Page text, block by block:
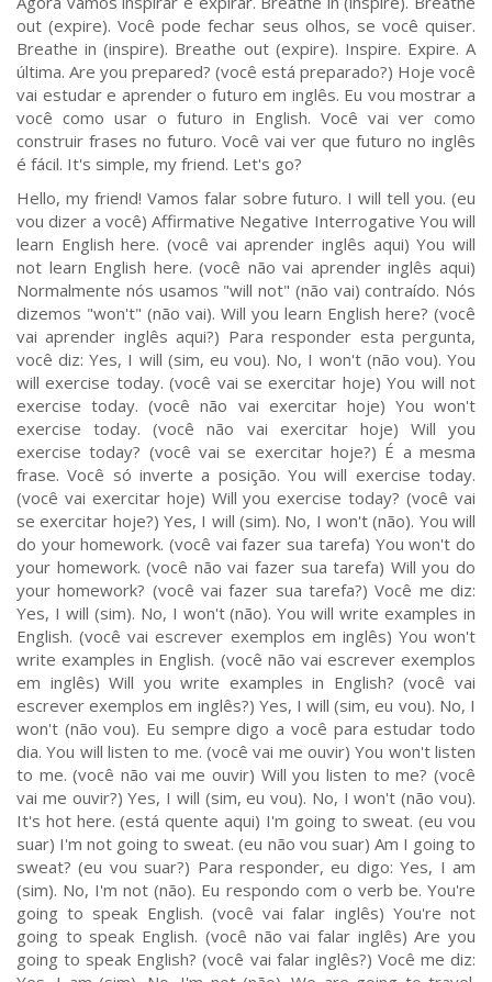
out (expire). Você pode fechar seus olhos, se você quiser.
Breathe in (inspire). Breathe out (expire). Inspire. Expire. A
última. Are you prepared? (você está preparado?) Hoje você
vai estudar e aprender o futuro em inglês. Eu vou mostrar a
você como usar o futuro in English. Você vai ver como
construir frases no futuro. Você vai ver que futuro no inglês
é fácil. It's simple, my friend. Let's go?
Hello, my friend! Vamos falar sobre futuro. I will tell you. (eu
vou dizer a você) Affirmative Negative Interrogative You will
learn English here. (você vai aprender inglês aqui) You will
not learn English here. (você não vai aprender inglês aqui)
Normalmente nós usamos "will not" (não vai) contraído. Nós
dizemos "won't" (não vai). Will you learn English here? (você
vai aprender inglês aqui?) Para responder esta pergunta,
você diz: Yes, I will (sim, eu vou). No, I won't (não vou). You
will exercise today. (você vai se exercitar hoje) You will not
exercise today. (você não vai exercitar hoje) You won't
exercise today. (você não vai exercitar hoje) Will you
exercise today? (você vai se exercitar hoje?) É a mesma
frase. Você só inverte a posição. You will exercise today.
(você vai exercitar hoje) Will you exercise today? (você vai
se exercitar hoje?) Yes, I will (sim). No, I won't (não). You will
do your homework. (você vai fazer sua tarefa) You won't do
your homework. (você não vai fazer sua tarefa) Will you do
your homework? (você vai fazer sua tarefa?) Você me diz:
Yes, I will (sim). No, I won't (não). You will write examples in
English. (você vai escrever exemplos em inglês) You won't
write examples in English. (você não vai escrever exemplos
em inglês) Will you write examples in English? (você vai
escrever exemplos em inglês?) Yes, I will (sim, eu vou). No, I
won't (não vou). Eu sempre digo a você para estudar todo
dia. You will listen to me. (você vai me ouvir) You won't listen
to me. (você não vai me ouvir) Will you listen to me? (você
vai me ouvir?) Yes, I will (sim, eu vou). No, I won't (não vou).
It's hot here. (está quente aqui) I'm going to sweat. (eu vou
suar) I'm not going to sweat. (eu não vou suar) Am I going to
sweat? (eu vou suar?) Para responder, eu digo: Yes, I am
(sim). No, I'm not (não). Eu respondo com o verb be. You're
going to speak English. (você vai falar inglês) You're not
going to speak English. (você não vai falar inglês) Are you
going to speak English? (você vai falar inglês?) Você me diz: